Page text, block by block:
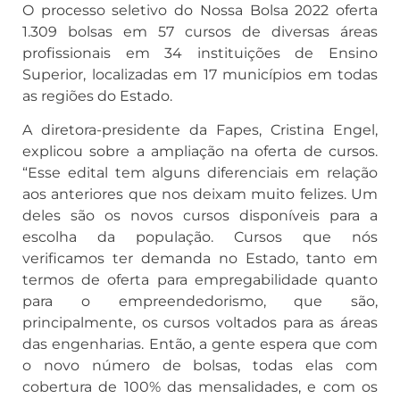
O processo seletivo do Nossa Bolsa 2022 oferta
1.309 bolsas em 57 cursos de diversas áreas
profissionais em 34 instituições de Ensino
Superior, localizadas em 17 municípios em todas
as regiões do Estado.
A diretora-presidente da Fapes, Cristina Engel,
explicou sobre a ampliação na oferta de cursos.
“Esse edital tem alguns diferenciais em relação
aos anteriores que nos deixam muito felizes. Um
deles são os novos cursos disponíveis para a
escolha da população. Cursos que nós
verificamos ter demanda no Estado, tanto em
termos de oferta para empregabilidade quanto
para o empreendedorismo, que são,
principalmente, os cursos voltados para as áreas
das engenharias. Então, a gente espera que com
o novo número de bolsas, todas elas com
cobertura de 100% das mensalidades, e com os